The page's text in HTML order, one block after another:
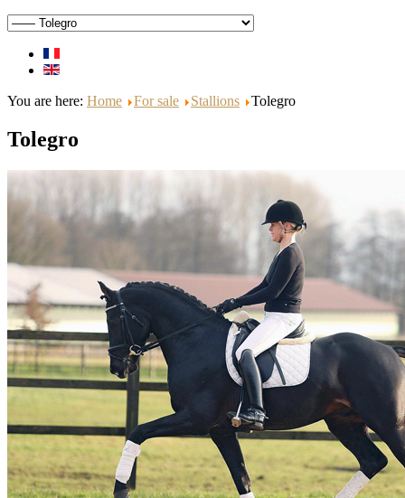
You are here: Home For sale Stallions Tolegro
Tolegro